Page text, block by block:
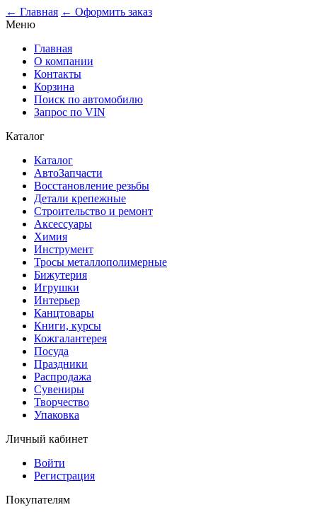
← Главная ← Оформить заказ
Меню
Главная
О компании
Контакты
Корзина
Поиск по автомобилю
Запрос по VIN
Каталог
Каталог
АвтоЗапчасти
Восстановление резьбы
Детали крепежные
Строительство и ремонт
Аксессуары
Химия
Инструмент
Тросы металлополимерные
Бижутерия
Игрушки
Интерьер
Канцтовары
Книги, курсы
Кожгалантерея
Посуда
Праздники
Распродажа
Сувениры
Творчество
Упаковка
Личный кабинет
Войти
Регистрация
Покупателям